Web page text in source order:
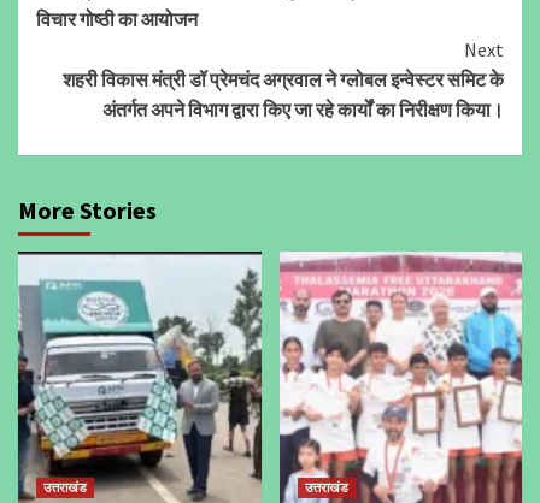
विचार गोष्ठी का आयोजन
Next
शहरी विकास मंत्री डॉ प्रेमचंद अग्रवाल ने ग्लोबल इन्वेस्टर समिट के
अंतर्गत अपने विभाग द्वारा किए जा रहे कार्यों का निरीक्षण किया।
More Stories
उत्तराखंड उत्तराखंड